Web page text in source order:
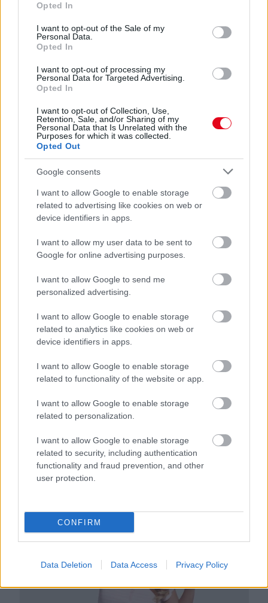
use your data for below specified purposes in below Google
consent section.
Opted In
I want to opt-out of the Sale of my
Personal Data.
Opted In
I want to opt-out of processing my
Personal Data for Targeted Advertising.
Opted In
I want to opt-out of Collection, Use,
Retention, Sale, and/or Sharing of my
Personal Data that Is Unrelated with the
Purposes for which it was collected.
Opted Out
Google consents
I want to allow Google to enable storage
related to advertising like cookies on web or
device identifiers in apps.
I want to allow my user data to be sent to
Google for online advertising purposes.
I want to allow Google to send me
personalized advertising.
I want to allow Google to enable storage
related to analytics like cookies on web or
device identifiers in apps.
I want to allow Google to enable storage
related to functionality of the website or app.
I want to allow Google to enable storage
related to personalization.
I want to allow Google to enable storage
related to security, including authentication
functionality and fraud prevention, and other
user protection.
CONFIRM
Data Deletion Data Access Privacy Policy
RENDKÍVÜL MAGAS ÉRZELMI INTELLIGENCIÁRA UTALHAT
Te szoktad?
08. 02.
SOKAN ROSSZUL TÁROLJÁK A GYÓGYSZEREIKET –
EMIATT CSÖKKENHET A HATÁSUK
Érdemes odafigyelni rá
Erre figyelj!
NEM A CITROMSAV, AZ ECET VAGY A
SZÓDABIKARBÓNA A LEGERŐSEBB: EZT HASZNÁLJÁK A
SZÁLLODÁKBAN A VÍZKŐ ELLEN
Ez a szer tényleg eltünteti a vízkövet
24 óra
Ha ezt érzed evés után, a szervezeted fontos dologra